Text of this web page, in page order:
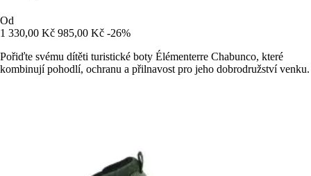
Od
1 330,00 Kč 985,00 Kč -26%
Pořiďte svému dítěti turistické boty Élémenterre Chabunco, které
kombinují pohodlí, ochranu a přilnavost pro jeho dobrodružství venku.